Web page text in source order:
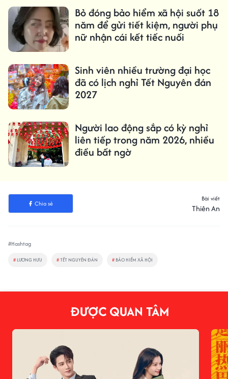
Bỏ đóng bảo hiểm xã hội suốt 18
năm để gửi tiết kiệm, người phụ
nữ nhận cái kết tiếc nuối
Sinh viên nhiều trường đại học
đã có lịch nghỉ Tết Nguyên đán
2027
Người lao động sắp có kỳ nghỉ
liên tiếp trong năm 2026, nhiều
điều bất ngờ
Chia sẻ
Bài viết
Thiên An
#Hashtag
# LƯƠNG HƯU #TẾT NGUYÊN ĐÁN # BẢO HIỂM XÃ HỘI
ĐƯỢC QUAN TÂM